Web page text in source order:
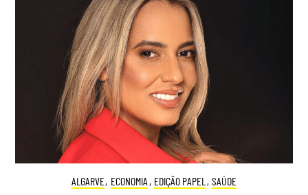
ALGARVE, ECONOMIA , EDIÇÃO PAPEL , SAÚDE